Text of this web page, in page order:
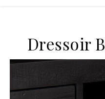
Dressoir